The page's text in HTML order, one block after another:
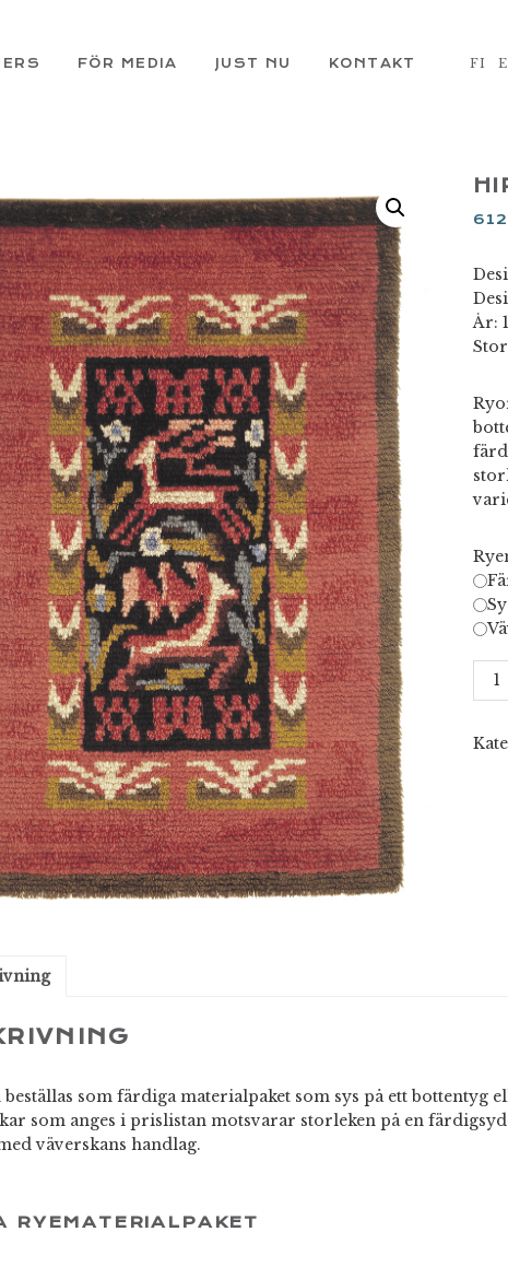
FÖR MEDIA JUST NU KONTAKT FI
År:
som färdiga materialpaket som sys på ett bottentyg
som anges i prislistan motsvarar storleken på en
väverskans handlag.
RYEMATERIALPAKET